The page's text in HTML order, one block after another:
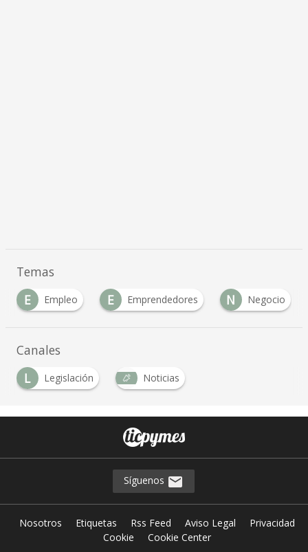
Temas
E
Emprendedores N Negocio P Productos
Canales
L
Legislación Noticias
Síguenos
Nosotros Etiquetas Rss Feed Aviso Legal
Privacidad
Cookie
Cookie Center